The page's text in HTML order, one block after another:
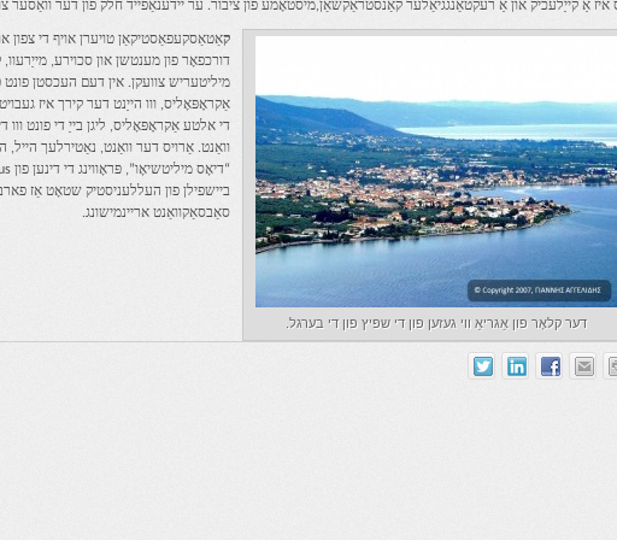
איז אַ קייַלעכיק און אַ רעקטאַנגגיאַלער קאַנסטראַקשאַן,מיסטאָמע פון ​​ציבור. ער יידענאַפייד חלק פון דער וואַסער
דער קלאָר פון אַגריאַ ווי געזען פון די שפּיץ פון די בערגל.
קאַטאַסקעפאַסטיקאַן טויערן אויף די צפון
דורכפאָר פון מענטשן און סכוירע, מייַרעוו,
מיליטעריש צוועקן. אין דעם העכסטן פונט
אַקראָפּאָליס, ווו הייַנט דער קירך איז געבויט
די אלטע אַקראָפּאָליס, ליגן בייַ די פונט ווו
וואַנט. אַרויס דער וואַנט, נאַטירלעך הייל,
ביישפילן פון העללעניסטיק שטאָט אַז
סאַבסאַקוואַנט אריינמישונג.